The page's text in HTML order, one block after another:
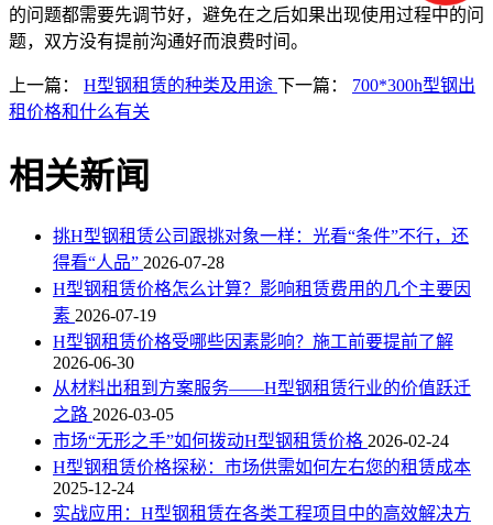
的问题都需要先调节好，避免在之后如果出现使用过程中的问
题，双方没有提前沟通好而浪费时间。
上一篇： H型钢租赁的种类及用途 下一篇： 700*300h型钢出
租价格和什么有关
相关新闻
挑H型钢租赁公司跟挑对象一样：光看“条件”不行，还
得看“人品” 2026-07-28
H型钢租赁价格怎么计算？影响租赁费用的几个主要因
素 2026-07-19
H型钢租赁价格受哪些因素影响？施工前要提前了解
2026-06-30
从材料出租到方案服务——H型钢租赁行业的价值跃迁
之路 2026-03-05
市场“无形之手”如何拨动H型钢租赁价格 2026-02-24
H型钢租赁价格探秘：市场供需如何左右您的租赁成本
2025-12-24
实战应用：H型钢租赁在各类工程项目中的高效解决方